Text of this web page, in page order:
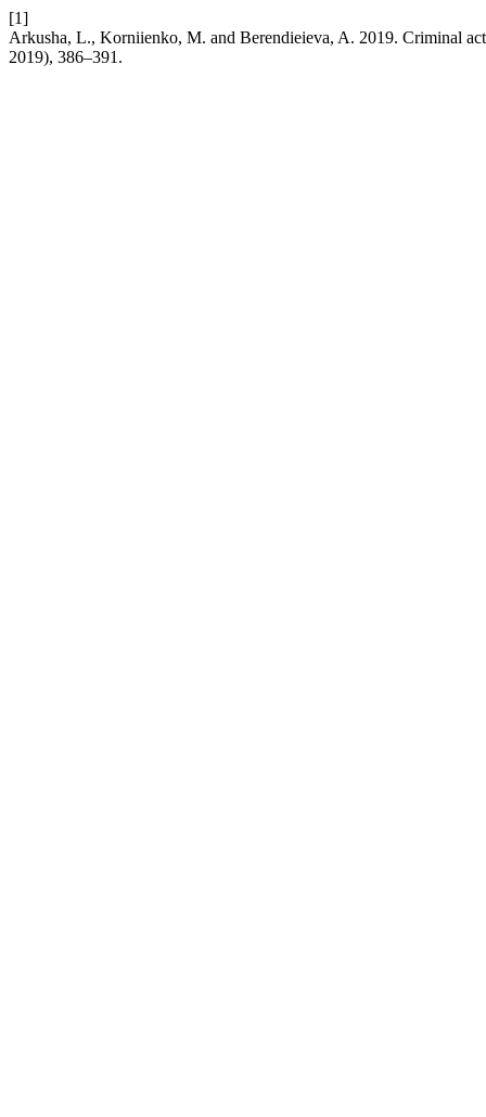
[1]
Arkusha, L., Korniienko, M. and Berendieieva, A. 2019. Criminal
2019), 386–391.